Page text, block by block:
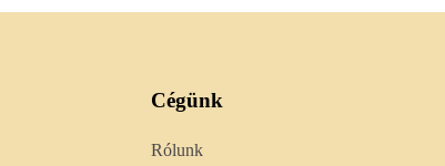
Cégünk
Rólunk